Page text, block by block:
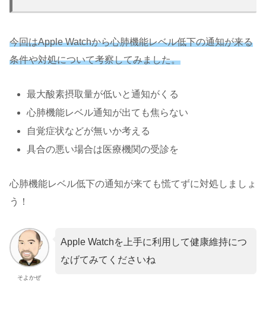
今回はApple Watchから心肺機能レベル低下の通知が来る
条件や対処について考察してみました。
最大酸素摂取量が低いと通知がくる
心肺機能レベル通知が出ても焦らない
自覚症状などが無いか考える
具合の悪い場合は医療機関の受診を
心肺機能レベル低下の通知が来ても慌てずに対処しましょ
う！
そよかぜ
Apple Watchを上手に利用して健康維持につ
なげてみてくださいね